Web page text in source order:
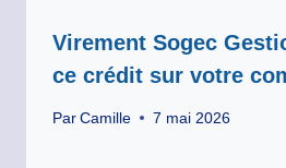
Virement Sogec
ce crédit sur votre
Par Camille 7 mai 2026